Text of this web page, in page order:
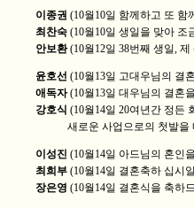
이종권 (10월10일 함께하고 또 함
최찬숙 (10월10일 생일을 맞아 조
안보환(10월12일 38번째 생일,
윤호선 (10월13일 고대우님의 결
애독자(10월13일 대우님의 결혼
강호식 (10월14일 20여년간 정든
새로운 사업으로의 첫발을
이성진 (10월14일 아드님의 혼인
최희부 (10월14일 결혼축하 십시
장은영 (10월14일 결혼식을 축하